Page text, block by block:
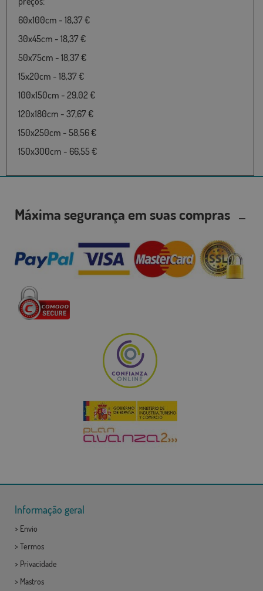
60x100cm - 18,37 €
30x45cm - 18,37 €
50x75cm - 18,37 €
15x20cm - 18,37 €
100x150cm - 29,02 €
120x180cm - 37,67 €
150x250cm - 58,56 €
150x300cm - 66,55 €
Máxima segurança em suas compras
Informação geral
> Envio
> Termos
> Privacidade
> Mastros